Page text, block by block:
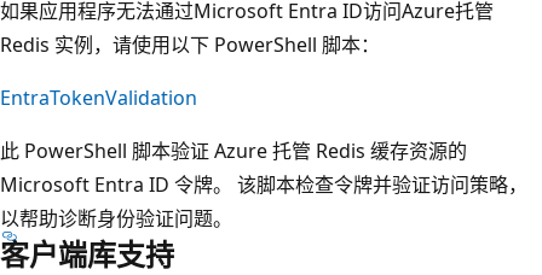
如果应用程序无法通过Microsoft Entra ID访问Azure托管
Redis 实例，请使用以下 PowerShell 脚本：
EntraTokenValidation
此 PowerShell 脚本验证 Azure 托管 Redis 缓存资源的
Microsoft Entra ID 令牌。 该脚本检查令牌并验证访问策略，
以帮助诊断身份验证问题。
客户端库支持